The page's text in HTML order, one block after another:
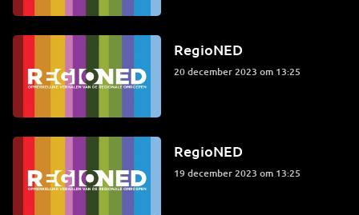
RegioNED
20 december 2023 om 13:25
RegioNED
19 december 2023 om 13:25